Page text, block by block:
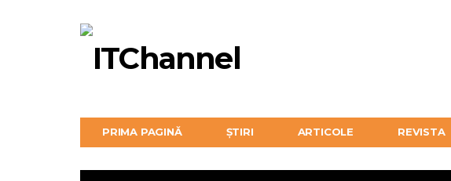
PRIMA PAGINĂ ȘTIRI ARTICOLE REVISTA